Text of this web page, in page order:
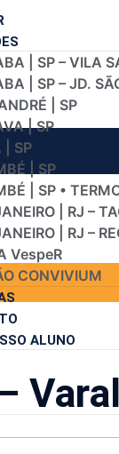
| SP – VILA
| SP – JD.
| SP
| SP
| SP
| SP
| SP •
| RJ –
| RJ –
VespeR
CONVIVIUM
ALUNO